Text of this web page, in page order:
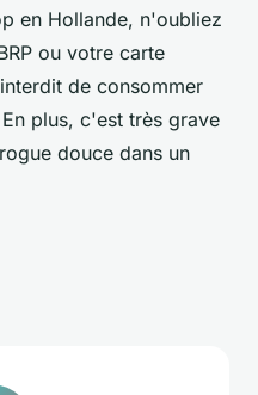
en Hollande, n'oubliez
ou votre carte
de consommer
plus, c'est très grave
douce dans un